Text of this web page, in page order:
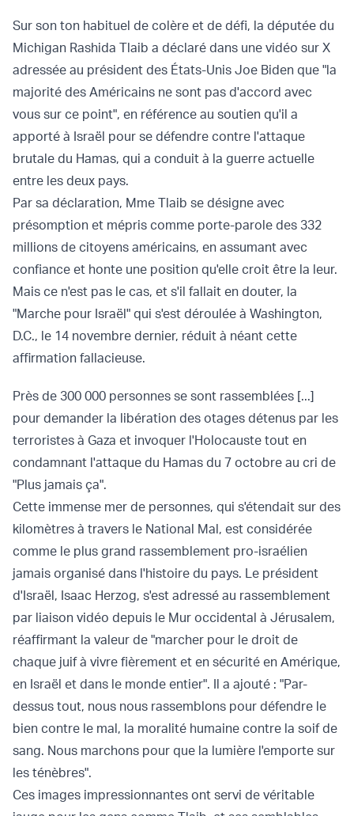
Sur son ton habituel de colère et de défi, la députée du
Michigan Rashida Tlaib a déclaré dans une vidéo sur X
adressée au président des États-Unis Joe Biden que "la
majorité des Américains ne sont pas d'accord avec
vous sur ce point", en référence au soutien qu'il a
apporté à Israël pour se défendre contre l'attaque
brutale du Hamas, qui a conduit à la guerre actuelle
entre les deux pays.
Par sa déclaration, Mme Tlaib se désigne avec
présomption et mépris comme porte-parole des 332
millions de citoyens américains, en assumant avec
confiance et honte une position qu'elle croit être la leur.
Mais ce n'est pas le cas, et s'il fallait en douter, la
"Marche pour Israël" qui s'est déroulée à Washington,
D.C., le 14 novembre dernier, réduit à néant cette
affirmation fallacieuse.
Près de 300 000 personnes se sont rassemblées [...]
pour demander la libération des otages détenus par les
terroristes à Gaza et invoquer l'Holocauste tout en
condamnant l'attaque du Hamas du 7 octobre au cri de
"Plus jamais ça".
Cette immense mer de personnes, qui s'étendait sur des
kilomètres à travers le National Mal, est considérée
comme le plus grand rassemblement pro-israélien
jamais organisé dans l'histoire du pays. Le président
d'Israël, Isaac Herzog, s'est adressé au rassemblement
par liaison vidéo depuis le Mur occidental à Jérusalem,
réaffirmant la valeur de "marcher pour le droit de
chaque juif à vivre fièrement et en sécurité en Amérique,
en Israël et dans le monde entier". Il a ajouté : "Par-
dessus tout, nous nous rassemblons pour défendre le
bien contre le mal, la moralité humaine contre la soif de
sang. Nous marchons pour que la lumière l'emporte sur
les ténèbres".
Ces images impressionnantes ont servi de véritable